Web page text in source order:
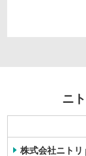
ニ
株式会社ニトリ